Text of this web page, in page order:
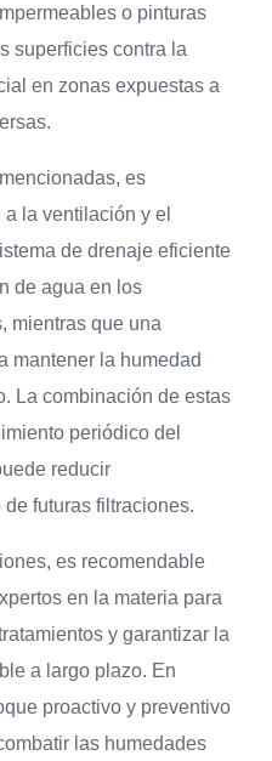
o pinturas
superficies contra la
en zonas expuestas a
es
la ventilación y el
de drenaje eficiente
de agua en los
mientras que una
mantener la humedad
La combinación de estas
periódico del
reducir
futuras filtraciones.
es recomendable
en la materia para
y garantizar la
a largo plazo. En
proactivo y preventivo
las humedades